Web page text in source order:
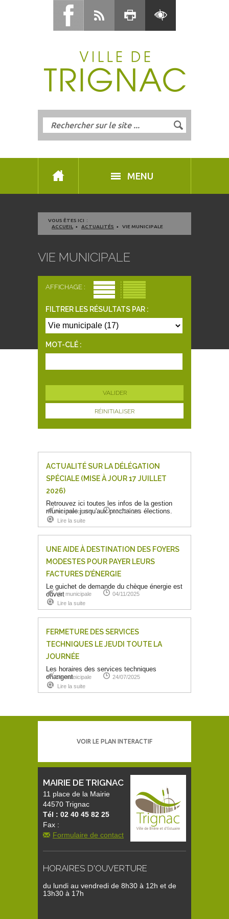
MENU
VOUS ÊTES ICI :
ACCUEIL
ACTUALITÉS VIE MUNICIPALE
VIE MUNICIPALE
AFFICHAGE :
FILTRER LES RÉSULTATS PAR :
MOT-CLÉ :
RÉINITIALISER
ACTUALITÉ SUR LA DÉLÉGATION
SPÉCIALE (MISE À JOUR 17 JUILLET
2026)
Retrouvez ici toutes les infos de la gestion
municipale jusqu'aux prochaines élections.
Vie municipale
16/07/2026
Lire la suite
UNE AIDE À DESTINATION DES FOYERS
MODESTES POUR PAYER LEURS
FACTURES D’ÉNERGIE
Le guichet de demande du chèque énergie est
ouvertVie municipale
04/11/2025
Lire la suite
FERMETURE DES SERVICES
TECHNIQUES LE JEUDI TOUTE LA
JOURNÉE
Les horaires des services techniques
changent.
Vie municipale
24/07/2025
Lire la suite
VOIR LE PLAN INTERACTIF
MAIRIE DE TRIGNAC
11 place de la Mairie
44570 Trignac
Tél : 02 40 45 82 25
Fax :
Formulaire de contact
HORAIRES D'OUVERTURE
du lundi au vendredi de 8h30 à 12h et de
13h30 à 17h